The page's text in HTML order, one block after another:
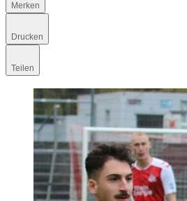
Merken
Drucken
Teilen